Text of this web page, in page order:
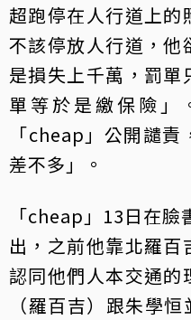
超跑停在人行道上的
不該停放人行道，他
是損失上千萬，罰單
單等於是繳保險」
「cheap」公開譴
差不多」。
「cheap」13日在
出，之前他靠北羅
認同他們人本交通的
（羅百吉）跟朱學